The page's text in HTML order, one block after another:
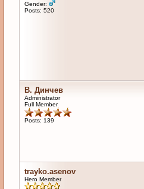
Gender:
Posts: 520
В. Динчев
Administrator
Full Member
Posts: 139
trayko.asenov
Hero Member